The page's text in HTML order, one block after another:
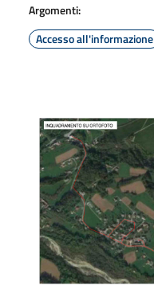
Argomenti:
Accesso all'informazione